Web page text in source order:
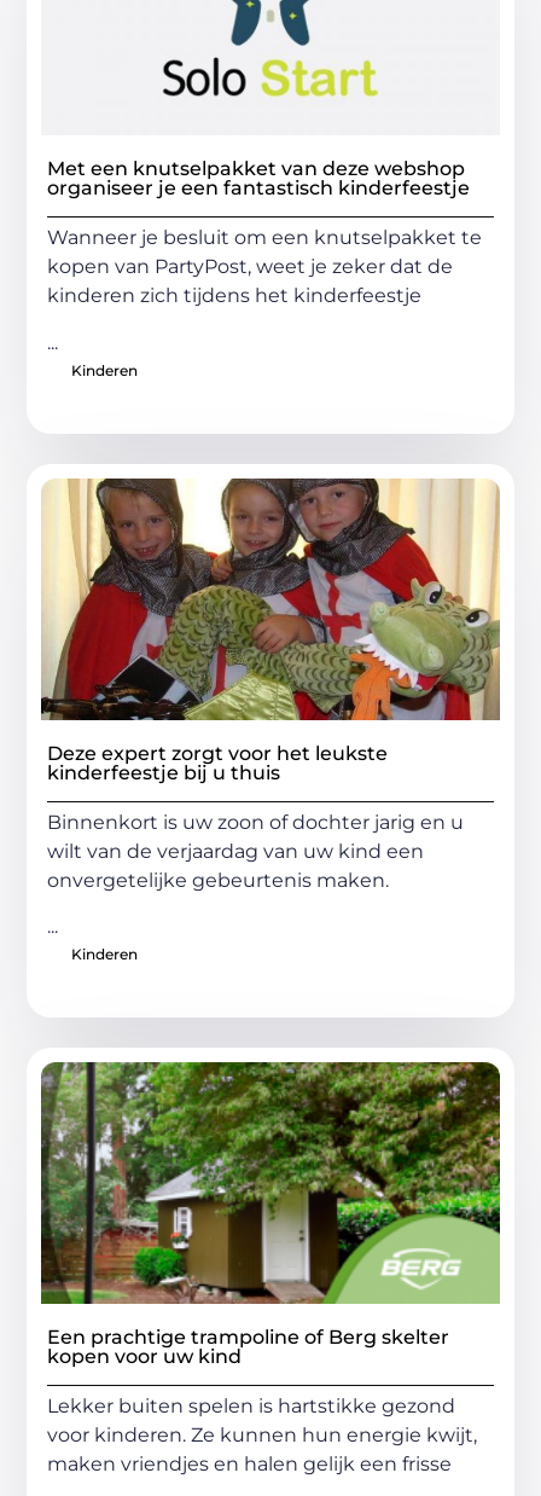
Met een knutselpakket van deze webshop
organiseer je een fantastisch kinderfeestje
Wanneer je besluit om een knutselpakket te
kopen van PartyPost, weet je zeker dat de
kinderen zich tijdens het kinderfeestje
...
Kinderen
Deze expert zorgt voor het leukste
kinderfeestje bij u thuis
Binnenkort is uw zoon of dochter jarig en u
wilt van de verjaardag van uw kind een
onvergetelijke gebeurtenis maken.
...
Kinderen
Een prachtige trampoline of Berg skelter
kopen voor uw kind
Lekker buiten spelen is hartstikke gezond
voor kinderen. Ze kunnen hun energie kwijt,
maken vriendjes en halen gelijk een frisse